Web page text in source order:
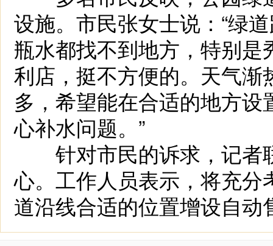
设施。市民张女士说：“绿
瓶水都找不到地方，特别
利店，挺不方便的。天气
多，希望能在合适的地方
心补水问题。”
针对市民的诉求，记者
心。工作人员表示，将充
道沿线合适的位置增设自